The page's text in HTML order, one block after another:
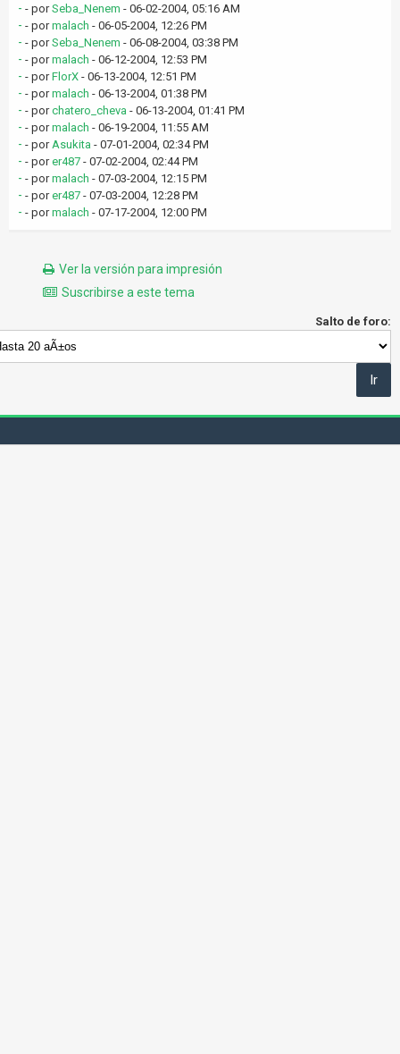
- - porSeba_Nenem - 06-02-2004, 05:16 AM
- - pormalach - 06-05-2004, 12:26 PM
- - porSeba_Nenem - 06-08-2004, 03:38 PM
- - pormalach - 06-12-2004, 12:53 PM
- - porFlorX - 06-13-2004, 12:51 PM
- - pormalach - 06-13-2004, 01:38 PM
- - porchatero_cheva - 06-13-2004, 01:41 PM
- - pormalach - 06-19-2004, 11:55 AM
- - porAsukita - 07-01-2004, 02:34 PM
- - porer487 - 07-02-2004, 02:44 PM
- - pormalach - 07-03-2004, 12:15 PM
- - porer487 - 07-03-2004, 12:28 PM
- - pormalach - 07-17-2004, 12:00 PM
Ver la versión para impresión
Suscribirse a este tema
Salto de foro: